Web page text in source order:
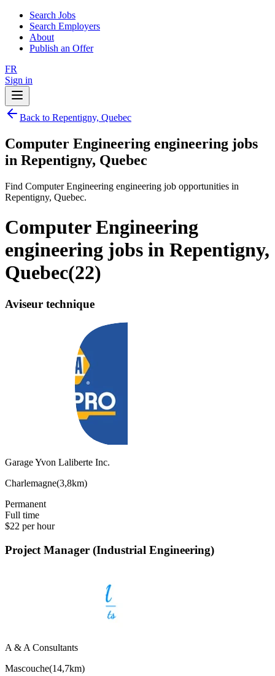
Search Jobs
Search Employers
About
Publish an Offer
FR
Sign in
Back to Repentigny, Quebec
Computer Engineering engineering jobs
in Repentigny, Quebec
Find Computer Engineering engineering job opportunities in
Repentigny, Quebec.
Computer Engineering
engineering jobs in Repentigny,
Quebec(22)
Aviseur technique
Garage Yvon Laliberte Inc.
Charlemagne(3,8km)
Permanent
Full time
$22 per hour
Project Manager (Industrial Engineering)
A & A Consultants
Mascouche(14,7km)